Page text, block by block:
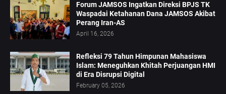
Forum JAMSOS Ingatkan Direksi BPJS TK
Waspadai Ketahanan Dana JAMSOS Akibat
Perang Iran-AS
April 16, 2026
Refleksi 79 Tahun Himpunan Mahasiswa
Islam: Meneguhkan Khitah Perjuangan HMI
di Era Disrupsi Digital
February 05, 2026